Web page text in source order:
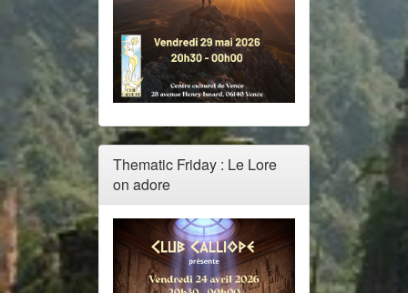
Thematic Friday : Le Lore
on adore